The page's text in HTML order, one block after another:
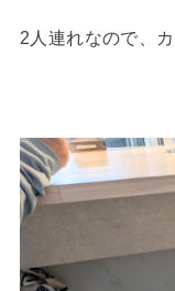
2人連れなので、